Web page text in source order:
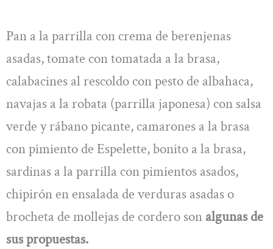
Pan a la parrilla con crema de berenjenas
asadas, tomate con tomatada a la brasa,
calabacines al rescoldo con pesto de albahaca,
navajas a la robata (parrilla japonesa) con salsa
verde y rábano picante, camarones a la brasa
con pimiento de Espelette, bonito a la brasa,
sardinas a la parrilla con pimientos asados,
chipirón en ensalada de verduras asadas o
brocheta de mollejas de cordero son algunas de
sus propuestas.